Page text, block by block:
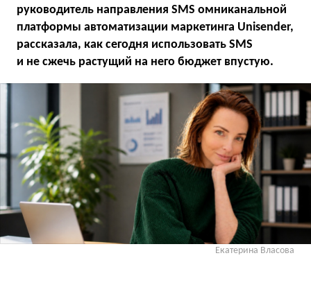
руководитель направления SMS омниканальной
платформы автоматизации маркетинга Unisender,
рассказала, как сегодня использовать SMS
и не сжечь растущий на него бюджет впустую.
Екатерина Власова